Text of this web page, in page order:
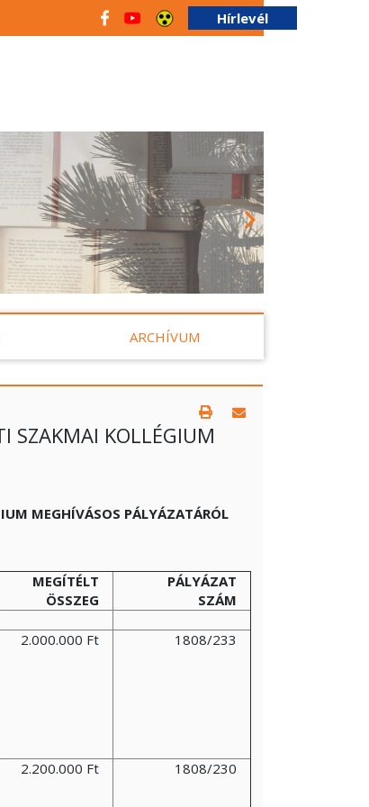
Hírlevél
ARCHÍVUM
SZAKMAI KOLLÉGIUM
MEGHÍVÁSOS PÁLYÁZATÁRÓL
MEGÍTÉLT
ÖSSZEG
PÁLYÁZAT
SZÁM
2.000.000 Ft 1808/233
2.200.000 Ft 1808/230